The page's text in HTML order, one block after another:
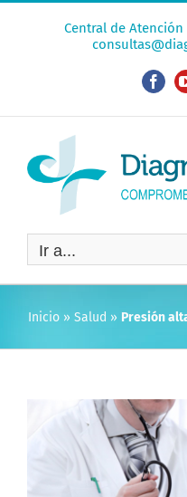
Central de Atención
Ir a...
Inicio » Salud » Presión